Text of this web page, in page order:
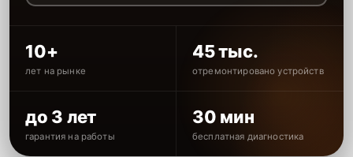
10+
лет на рынке
45 тыс.
отремонтировано устройств
до 3 лет
гарантия на работы
30 мин
бесплатная диагностика